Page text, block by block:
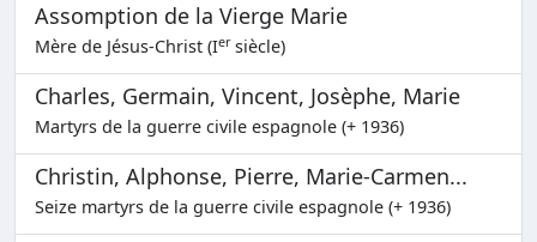
Assomption de la Vierge Marie
Mère de Jésus-Christ (Iersiècle)
Charles, Germain, Vincent, Josèphe, Marie
Martyrs de la guerre civile espagnole (+ 1936)
Christin, Alphonse, Pierre, Marie-Carmen...
Seize martyrs de la guerre civile espagnole (+ 1936)